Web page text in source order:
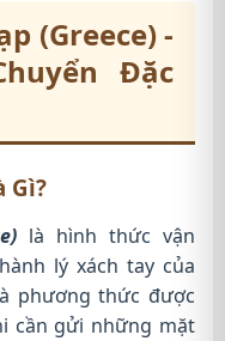
(Greece) -
Đặc
Gì?
là hình thức vận
lý xách tay của
phương thức được
cần gửi những mặt